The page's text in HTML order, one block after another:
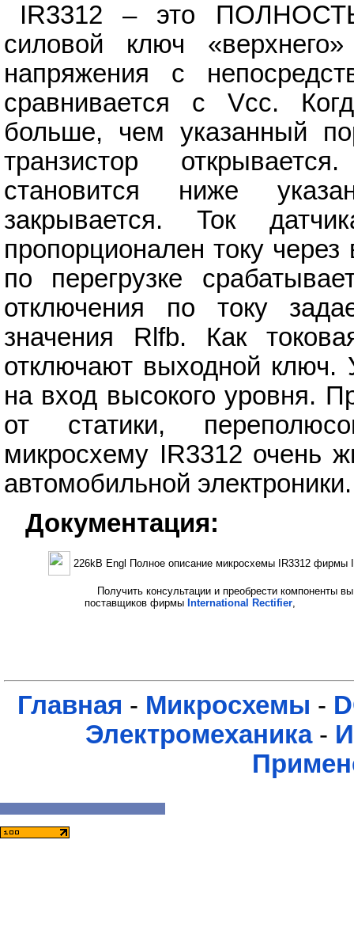
IR3312 – это
силовой ключ
напряжения с
сравнивается с Vcс.
больше, чем указанный
транзистор
становится ниже
закрывается. Ток
пропорционален току
по перегрузке
отключения по току
значения Rlfb. Как
отключают выходной ключ.
на вход высокого уровня.
от статики,
микросхему IR3312 очень
автомобильной электроники.
Документация:
226kB Engl Полное описание микросхемы IR3312 фирмы
Получить консультации и преобрести компоненты
поставщиков фирмы International Rectifier
Главная - Микросхемы -
Электромеханика-